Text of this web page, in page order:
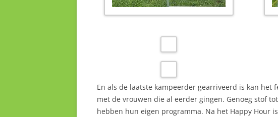
En als de laatste kampeerder gearriveerd is kan
met de vrouwen die al eerder gingen. Genoeg stof
hebben hun eigen programma. Na het Happy Hour